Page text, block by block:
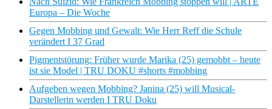
Europa – Die Woche
Gegen Mobbing und Gewalt: Wie Herr Reff die Schule
verändert I 37 Grad
Pigmentstörung: Früher wurde Marika (25) gemobbt – heute
ist sie Model | TRU DOKU #shorts #mobbing
Aufgeben wegen Mobbing? Janina (25) will Musical-
Darstellerin werden I TRU Doku